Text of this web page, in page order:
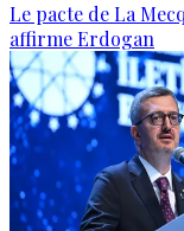
Le pacte de La
affirme Erdogan